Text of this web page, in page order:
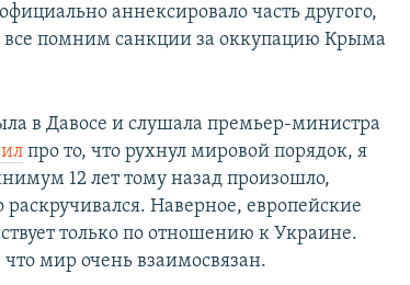
аннексировало часть другого,
помним санкции за оккупацию Крыма
в Давосе и слушала премьер-министра
про то, что рухнул мировой порядок, я
12 лет тому назад произошло,
Наверное, европейские
только по отношению к Украине.
что мир очень взаимосвязан.